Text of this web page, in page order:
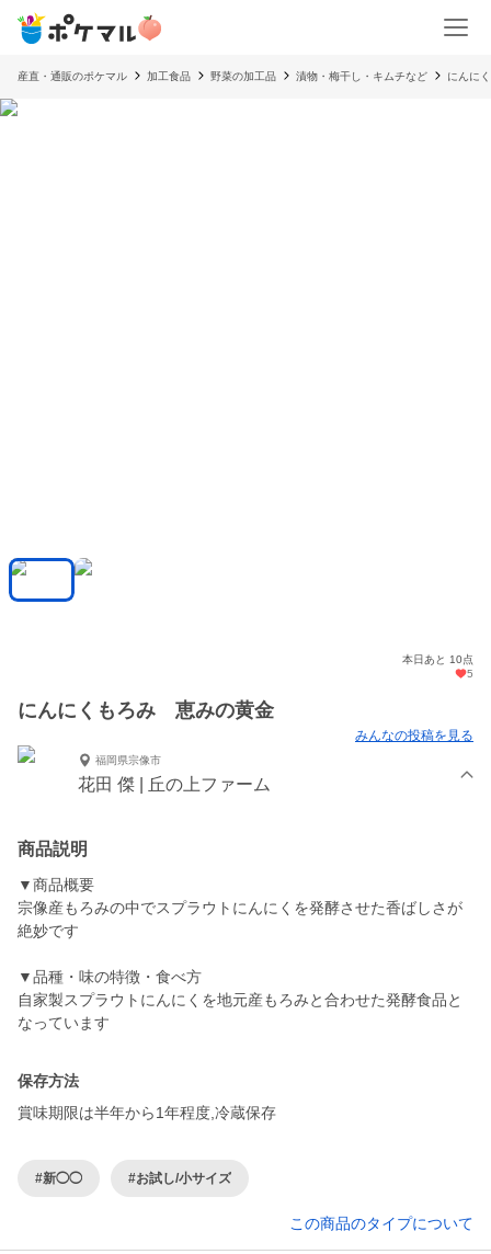
産直・通販のポケマル 加工食品 野菜の加工品 漬物・梅干し・キムチなど にんに
本日あと 10点
5
にんにくもろみ 恵みの黄金
みんなの投稿を見る
福岡県宗像市
花田 傑 | 丘の上ファーム
商品説明
▼商品概要
宗像産もろみの中でスプラウトにんにくを発酵させた香ばしさが
絶妙です
▼品種・味の特徴・食べ方
自家製スプラウトにんにくを地元産もろみと合わせた発酵食品と
なっています
保存方法
賞味期限は半年から1年程度,冷蔵保存
#新◯◯ #お試し/小サイズ
この商品のタイプについて